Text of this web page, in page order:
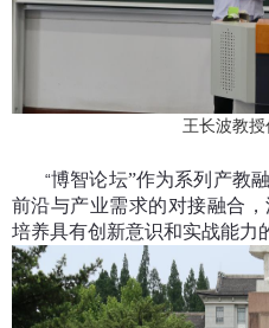
王长波教
“博智论坛”作为系列产教
前沿与产业需求的对接融合
培养具有创新意识和实战能力